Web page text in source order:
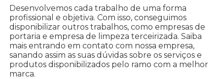
Desenvolvemos cada trabalho de uma forma
profissional e objetiva. Com isso, conseguimos
disponibilizar outros trabalhos, como empresas de
portaria e empresa de limpeza terceirizada. Saiba
mais entrando em contato com nossa empresa,
sanando assim as suas dúvidas sobre os serviços e
produtos disponibilizados pelo ramo com a melhor
marca.